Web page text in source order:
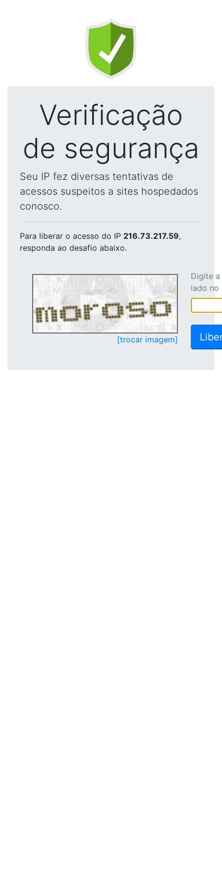
Verificação
de segurança
Seu IP fez diversas tentativas de
acessos suspeitos a sites hospedados
conosco.
Para liberar o acesso do IP 216.73.217.59,
responda ao desafio abaixo.
[trocar imagem]
Digite
lado no